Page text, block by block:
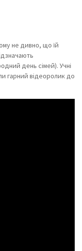
не дивно, що їй
день сімей). Учні
гарний відеоролик до